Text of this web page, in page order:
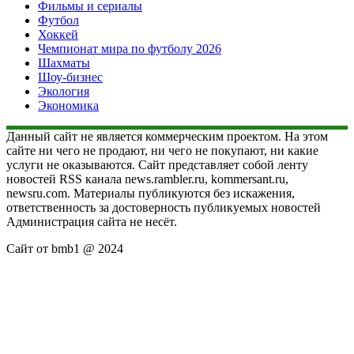
Фильмы и сериалы
Футбол
Хоккей
Чемпионат мира по футболу 2026
Шахматы
Шоу-бизнес
Экология
Экономика
Данный сайт не является коммерческим проектом. На этом
сайте ни чего не продают, ни чего не покупают, ни какие
услуги не оказываются. Сайт представляет собой ленту
новостей RSS канала news.rambler.ru, kommersant.ru,
newsru.com. Материалы публикуются без искажения,
ответственность за достоверность публикуемых новостей
Администрация сайта не несёт.
Сайт от bmb1 @ 2024